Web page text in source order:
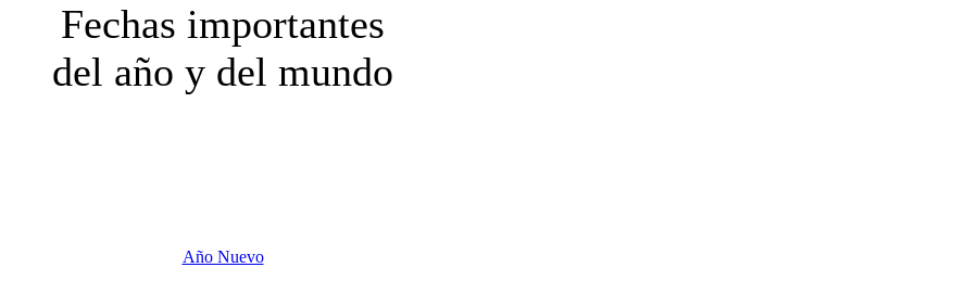
Fechas importantes
del año y del mundo
Año Nuevo